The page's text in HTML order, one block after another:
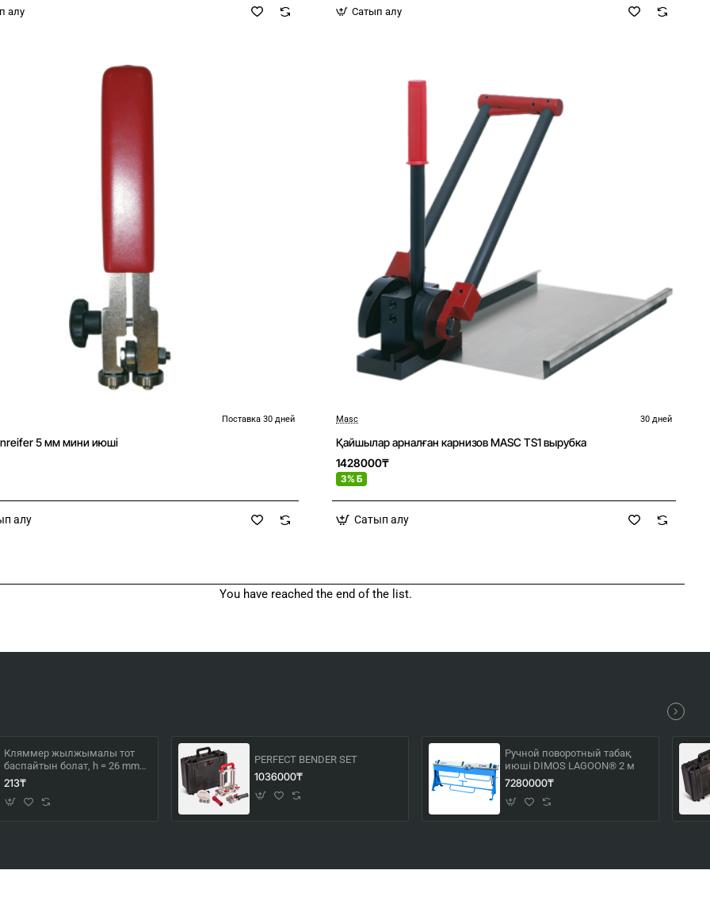
алу Сатып алу
Поставка 30 дней
5 мм мини июші
алу
Masc 30 дней
Қайшылар арналған карнизов MASC TS1 вырубка
1428000₸
3% Б
Сатып алу
You have reached the end of the list.
Кляммер жылжымалы тот
баспайтын болат, h = 26 mm
фальц
213₸
PERFECT BENDER SET
1036000₸
Ручной поворотный табақ
июші DIMOS LAGOON® 2 м
7280000₸